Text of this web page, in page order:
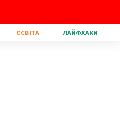
ОСВІТА ЛАЙФХАКИ